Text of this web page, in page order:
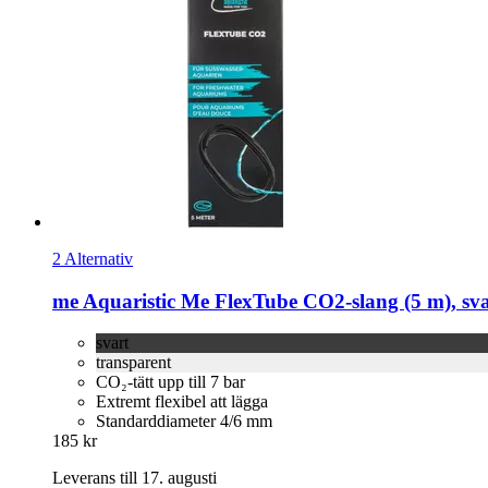
2 Alternativ
me Aquaristic Me FlexTube CO2-​slang (5 m),
svart
transparent
CO₂-tätt upp till 7 bar
Extremt flexibel att lägga
Standarddiameter 4/6 mm
185 kr
Leverans till 17. augusti